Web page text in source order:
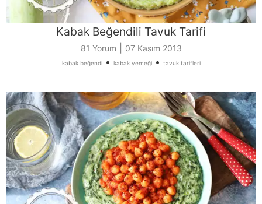
Kabak Beğendili Tavuk Tarifi
81 Yorum 07 Kasım 2013
kabak beğendi• kabak yemeği• tavuk tarifleri